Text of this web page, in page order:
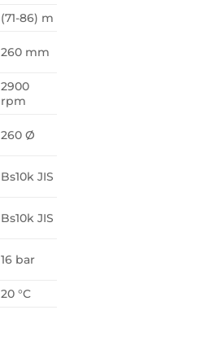
(71-86) m
260 mm
2900
rpm
260 Ø
Bs10k JIS
Bs10k JIS
16 bar
20 °C